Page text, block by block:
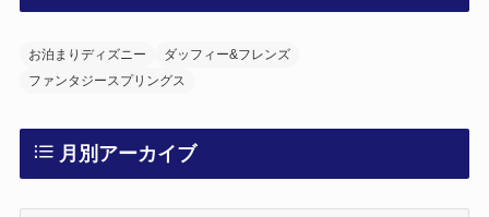
お泊まりディズニー
ダッフィー&フレンズ
ファンタジースプリングス
月別アーカイブ